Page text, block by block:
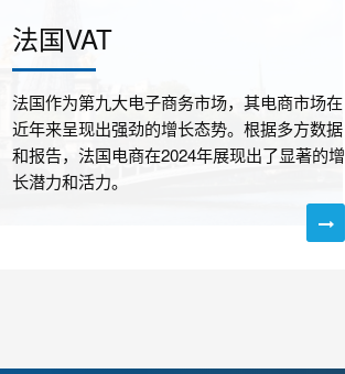
法国VAT
法国作为第九大电子商务市场，其电商市场在
近年来呈现出强劲的增长态势。根据多方数据
和报告，法国电商在2024年展现出了显著的增
长潜力和活力。